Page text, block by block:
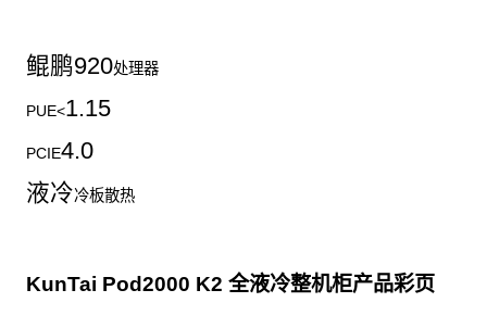
鲲鹏920处理器
PUE<1.15
PCIE4.0
液冷冷板散热
KunTai Pod2000 K2 全液冷整机柜产品彩页